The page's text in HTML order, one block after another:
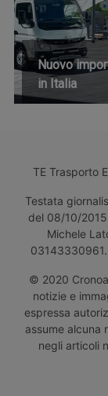
Nuovo
in Italia
TE Trasporto
Testata
del 08/10/
Michele
© 2020
notizie e
espressa
assume alcuna
negli articoli